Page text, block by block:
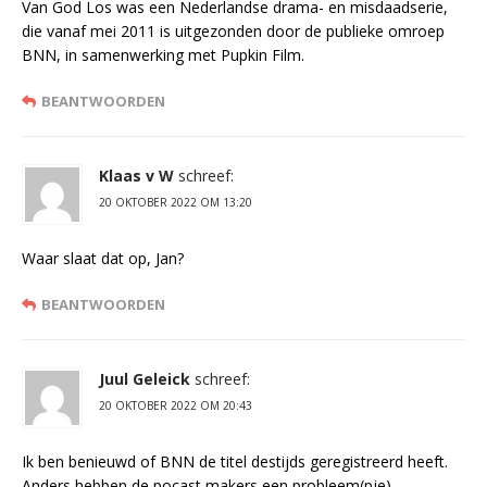
Van God Los was een Nederlandse drama- en misdaadserie,
die vanaf mei 2011 is uitgezonden door de publieke omroep
BNN, in samenwerking met Pupkin Film.
BEANTWOORDEN
Klaas v W schreef:
20 OKTOBER 2022 OM 13:20
Waar slaat dat op, Jan?
BEANTWOORDEN
Juul Geleick schreef:
20 OKTOBER 2022 OM 20:43
Ik ben benieuwd of BNN de titel destijds geregistreerd heeft.